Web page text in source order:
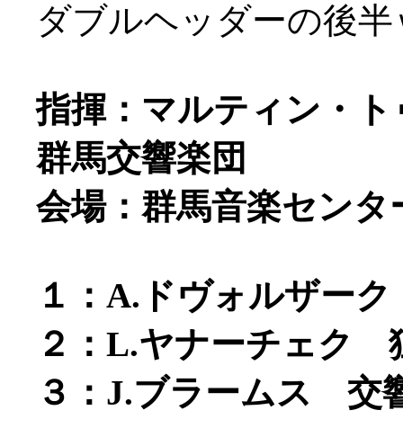
ダブルヘッダーの後半
指揮：マルティン・
群馬交響楽団
会場：群馬音楽センタ
１：A.ドヴォルザー
２：L.ヤナーチェク
３：J.ブラームス 交